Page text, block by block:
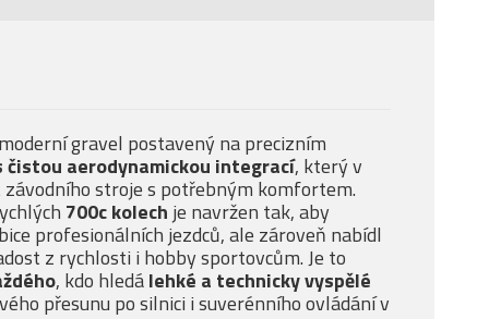
gravel postavený na precizním
čistou aerodynamickou integrací, který v
závodního stroje s potřebným komfortem.
700c kolech je navržen tak, aby
profesionálních jezdců, ale zároveň nabídl
z rychlosti i hobby sportovcům. Je to
, kdo hledálehké a technicky vyspělé
přesunu po silnici i suverénního ovládání v